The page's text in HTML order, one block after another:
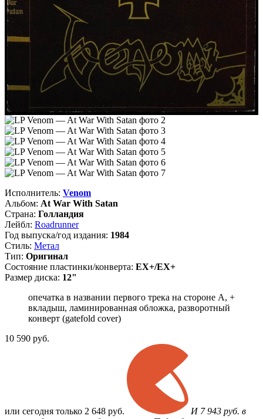
Исполнитель: Venom
Альбом: At War With Satan
Страна: Голландия
Лейбл: Roadrunner
Год выпуска/год издания: 1984
Стиль: Метал
Тип: Оригинал
Состояние пластинки/конверта: EX+/EX+
Размер диска: 12"
опечатка в названии первого трека на стороне А, +
вкладыш, ламинированная обложка, разворотный
конверт (gatefold cover)
10 590 руб.
или сегодня только 2 648 руб.
И 7 943 руб. в